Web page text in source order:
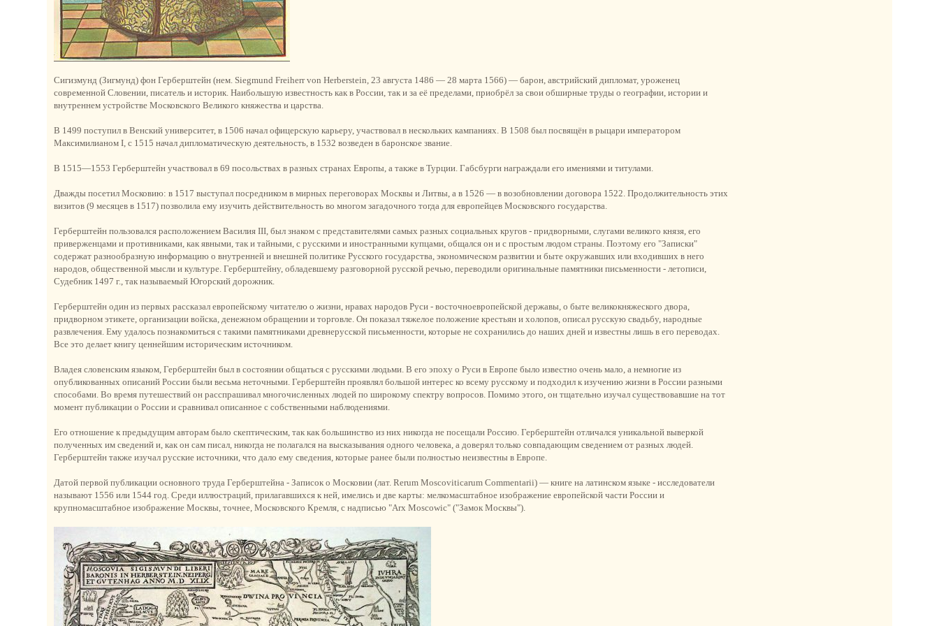
Сигизмунд (Зигмунд) фон Герберштейн (нем. Siegmund Freiherr von Herberstein, 23 августа 1486 — 28 марта 1566) — барон, австрийский дипломат, уроженец
современной Словении, писатель и историк. Наибольшую известность как в России, так и за её пределами, приобрёл за свои обширные труды о географии, истории и
внутреннем устройстве Московского Великого княжества и царства.
В 1499 поступил в Венский университет, в 1506 начал офицерскую карьеру, участвовал в нескольких кампаниях. В 1508 был посвящён в рыцари императором
Максимилианом I, с 1515 начал дипломатическую деятельность, в 1532 возведен в баронское звание.
В 1515—1553 Герберштейн участвовал в 69 посольствах в разных странах Европы, а также в Турции. Габсбурги награждали его имениями и титулами.
Дважды посетил Московию: в 1517 выступал посредником в мирных переговорах Москвы и Литвы, а в 1526 — в возобновлении договора 1522. Продолжительность этих
визитов (9 месяцев в 1517) позволила ему изучить действительность во многом загадочного тогда для европейцев Московского государства.
Герберштейн пользовался расположением Василия III, был знаком с представителями самых разных социальных кругов - придворными, слугами великого князя, его
приверженцами и противниками, как явными, так и тайными, с русскими и иностранными купцами, общался он и с простым людом страны. Поэтому его "Записки"
содержат разнообразную информацию о внутренней и внешней политике Русского государства, экономическом развитии и быте окружавших или входивших в него
народов, общественной мысли и культуре. Герберштейну, обладевшему разговорной русской речью, переводили оригинальные памятники письменности - летописи,
Судебник 1497 г., так называемый Югорский дорожник.
Герберштейн один из первых рассказал европейскому читателю о жизни, нравах народов Руси - восточноевропейской державы, о быте великокняжеского двора,
придворном этикете, организации войска, денежном обращении и торговле. Он показал тяжелое положение крестьян и холопов, описал русскую свадьбу, народные
развлечения. Ему удалось познакомиться с такими памятниками древнерусской письменности, которые не сохранились до наших дней и известны лишь в его переводах.
Все это делает книгу ценнейшим историческим источником.
Владея словенским языком, Герберштейн был в состоянии общаться с русскими людьми. В его эпоху о Руси в Европе было известно очень мало, а немногие из
опубликованных описаний России были весьма неточными. Герберштейн проявлял большой интерес ко всему русскому и подходил к изучению жизни в России разными
способами. Во время путешествий он расспрашивал многочисленных людей по широкому спектру вопросов. Помимо этого, он тщательно изучал существовавшие на тот
момент публикации о России и сравнивал описанное с собственными наблюдениями.
Его отношение к предыдущим авторам было скептическим, так как большинство из них никогда не посещали Россию. Герберштейн отличался уникальной выверкой
полученных им сведений и, как он сам писал, никогда не полагался на высказывания одного человека, а доверял только совпадающим сведением от разных людей.
Герберштейн также изучал русские источники, что дало ему сведения, которые ранее были полностью неизвестны в Европе.
Датой первой публикации основного труда Герберштейна - Записок о Московии (лат. Rerum Moscoviticarum Commentarii) — книге на латинском языке - исследователи
называют 1556 или 1544 год. Среди иллюстраций, прилагавшихся к ней, имелись и две карты: мелкомасштабное изображение европейской части России и
крупномасштабное изображение Москвы, точнее, Московского Кремля, с надписью "Arx Moscowic" ("Замок Москвы").